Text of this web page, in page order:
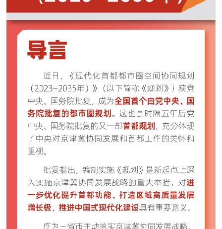
走进北京
多语种
ENGLISH 한국어 日本語
DEUTSCH
ESPAÑOL العربية PORTUGUÊS
ITALIANO